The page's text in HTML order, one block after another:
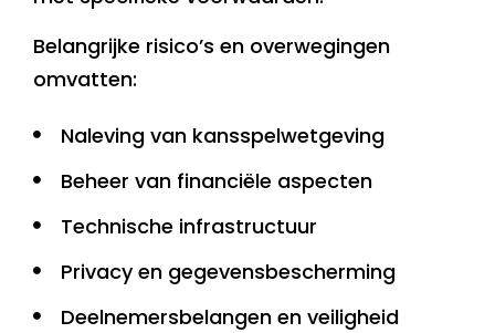
Belangrijke risico’s en overwegingen
omvatten:
Naleving van kansspelwetgeving
Beheer van financiële aspecten
Technische infrastructuur
Privacy en gegevensbescherming
Deelnemersbelangen en veiligheid